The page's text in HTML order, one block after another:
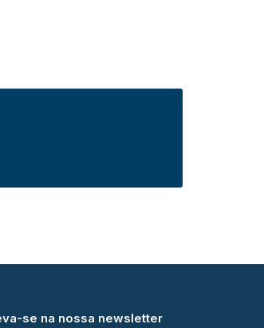
se na nossa newsletter